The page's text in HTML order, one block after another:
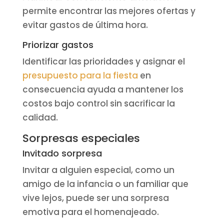
permite encontrar las mejores ofertas y
evitar gastos de última hora.
Priorizar gastos
Identificar las prioridades y asignar el
presupuesto para la fiesta en
consecuencia ayuda a mantener los
costos bajo control sin sacrificar la
calidad.
Sorpresas especiales
Invitado sorpresa
Invitar a alguien especial, como un
amigo de la infancia o un familiar que
vive lejos, puede ser una sorpresa
emotiva para el homenajeado.